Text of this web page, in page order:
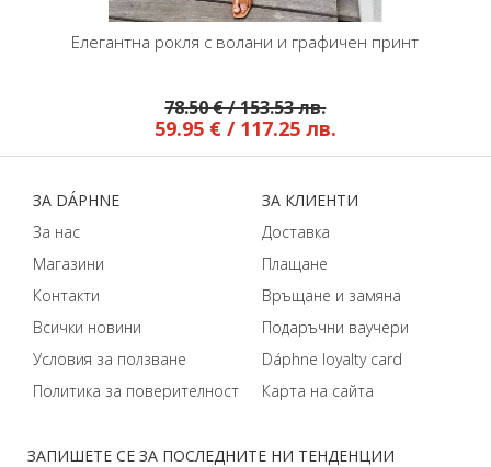
Елегантна рокля с волани и графичен принт
78.50 € / 153.53 лв.
59.95 € / 117.25 лв.
ЗАПИШЕТЕ СЕ ЗА ПОСЛЕДНИТЕ НИ ТЕНДЕНЦИИ
ЗA DÁPHNЕ
За нас
Магазини
Контакти
Всички новини
Условия за ползване
Политика за поверителност
ЗA КЛИЕНТИ
Доставка
Плащане
Връщане и замяна
Подаръчни ваучери
Dáphnе loyalty card
Карта на сайта